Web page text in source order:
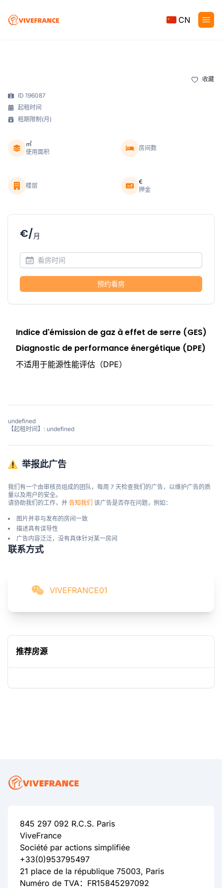
CN
收藏
ID 196087
起租时间
租期限制(月)
㎡
使用面积
房间数
楼层
€
押金
€/月
预约看房
Indice d'émission de gaz à effet de serre (GES)
Diagnostic de performance énergétique (DPE)
不适用于能源性能评估（DPE）
undefined
【起租时间】: undefined
举报此广告
我们有一个由审核员组成的团队，每周 7 天检查我们的广告，以维护广告的质
量以及用户的安全。
请协助我们的工作，并 告知我们 该广告是否存在问题，例如：
图片并非与发布的房间一致
描述具有误导性
广告内容泛泛，没有具体针对某一房间
联系方式
VIVEFRANCE01
推荐房源
845 297 092 R.C.S. Paris
ViveFrance
Société par actions simplifiée
+33(0)953795497
21 place de la république 75003, Paris
Numéro de TVA：FR15845297092